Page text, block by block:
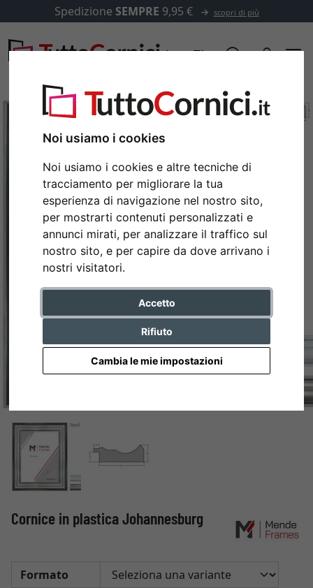
Noi usiamo i cookies
Noi usiamo i cookies e altre tecniche di
tracciamento per migliorare la tua
esperienza di navigazione nel nostro sito,
per mostrarti contenuti personalizzati e
annunci mirati, per analizzare il traffico sul
nostro sito, e per capire da dove arrivano i
nostri visitatori.
Accetto
Rifiuto
Cambia le mie impostazioni
Spedizione SEMPRE 9,95 € scopri di più
Indietro
Cornice in plastica Johannesburg
Formato